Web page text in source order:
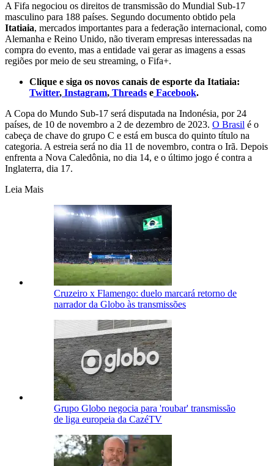
A Fifa negociou os direitos de transmissão do Mundial Sub-17
masculino para 188 países. Segundo documento obtido pela
Itatiaia, mercados importantes para a federação internacional, como
Alemanha e Reino Unido, não tiveram empresas interessadas na
compra do evento, mas a entidade vai gerar as imagens a essas
regiões por meio de seu streaming, o Fifa+.
Clique e siga os novos canais de esporte da Itatiaia:
Twitter, Instagram, Threads e Facebook.
A Copa do Mundo Sub-17 será disputada na Indonésia, por 24
países, de 10 de novembro a 2 de dezembro de 2023. O Brasil é o
cabeça de chave do grupo C e está em busca do quinto título na
categoria. A estreia será no dia 11 de novembro, contra o Irã. Depois
enfrenta a Nova Caledônia, no dia 14, e o último jogo é contra a
Inglaterra, dia 17.
Leia Mais
Cruzeiro x Flamengo: duelo marcará retorno de
narrador da Globo às transmissões
Grupo Globo negocia para 'roubar' transmissão
de liga europeia da CazéTV